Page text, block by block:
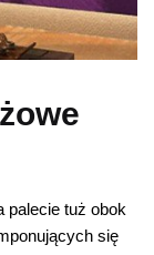
palecie tuż obok
się